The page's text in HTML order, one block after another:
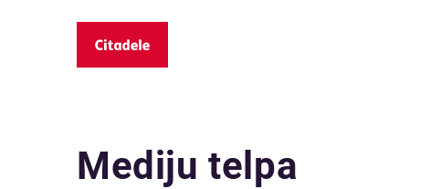
Mediju telpa